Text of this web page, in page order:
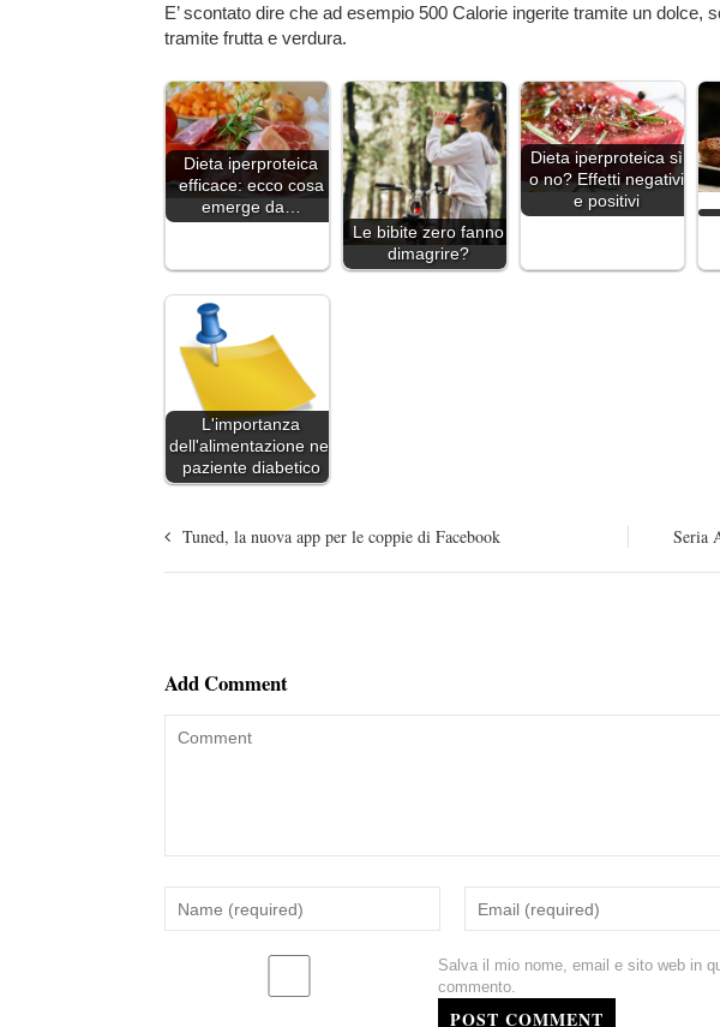
E’ scontato dire che ad esempio 500 Calorie ingerite tramite un dolce,
tramite frutta e verdura.
Dieta iperproteica
efficace: ecco cosa
emerge da…
Le bibite zero fanno
dimagrire?
Dieta iperproteica sì
o no? Effetti negativi
e positivi
L'importanza
dell'alimentazione nel
paziente diabetico
Tuned, la nuova app per le coppie di Facebook Seria
Add Comment
Salva il mio nome, email e sito web in
commento.
POST COMMENT